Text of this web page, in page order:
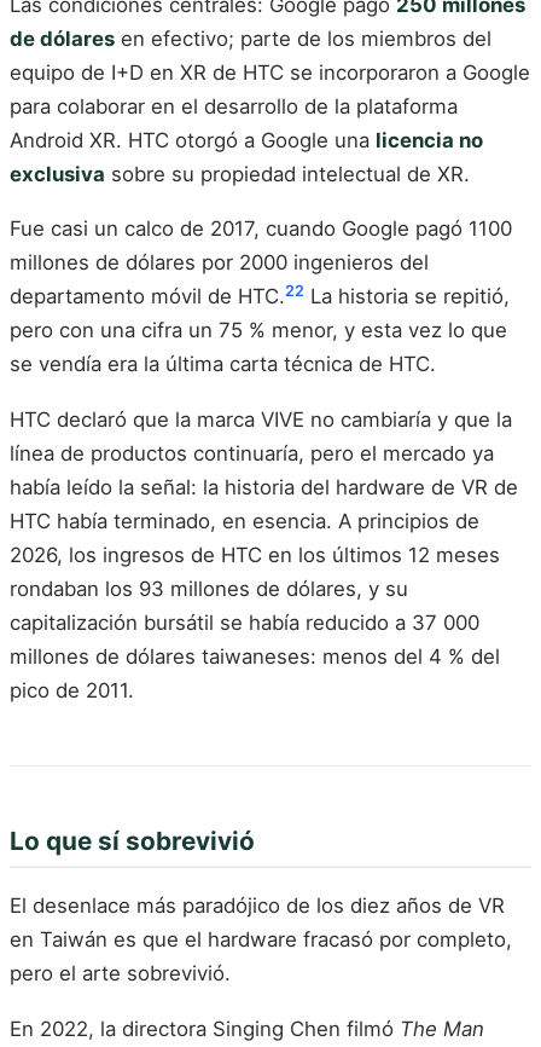
de dólares en efectivo; parte de los miembros del
equipo de I+D en XR de HTC se incorporaron a Google
para colaborar en el desarrollo de la plataforma
Android XR. HTC otorgó a Google una licencia no
exclusiva sobre su propiedad intelectual de XR.
Fue casi un calco de 2017, cuando Google pagó 1100
millones de dólares por 2000 ingenieros del
departamento móvil de HTC.22 La historia se repitió,
pero con una cifra un 75 % menor, y esta vez lo que
se vendía era la última carta técnica de HTC.
HTC declaró que la marca VIVE no cambiaría y que la
línea de productos continuaría, pero el mercado ya
había leído la señal: la historia del hardware de VR de
HTC había terminado, en esencia. A principios de
2026, los ingresos de HTC en los últimos 12 meses
rondaban los 93 millones de dólares, y su
capitalización bursátil se había reducido a 37 000
millones de dólares taiwaneses: menos del 4 % del
pico de 2011.
Lo que sí sobrevivió
El desenlace más paradójico de los diez años de VR
en Taiwán es que el hardware fracasó por completo,
pero el arte sobrevivió.
En 2022, la directora Singing Chen filmó The Man